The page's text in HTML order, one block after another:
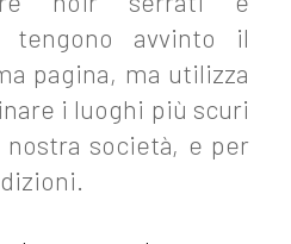
tengono avvinto il
pagina, ma utilizza
i luoghi più scuri
società, e per